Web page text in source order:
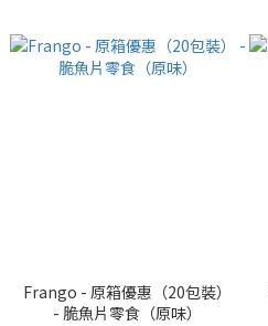
Frango - 原箱優惠（20包裝）
- 脆魚片零食（原味）